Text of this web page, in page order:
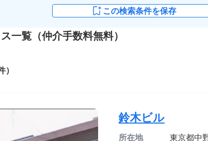
この検索条件を保存
一覧（仲介手数料無料）
）
鈴木ビル
所在地 東京都中